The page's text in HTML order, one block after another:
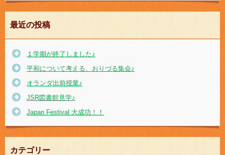
最近の投稿
１学期が終了しました♪
平和について考える、おりづる集会♪
オランダ出前授業♪
JSR図書館見学♪
Japan Festival 大成功！！
カテゴリー